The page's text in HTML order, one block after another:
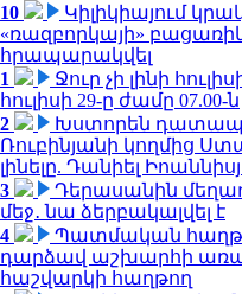
10
Կիլիկիայում
«ռազբորկայի»
հրապարակվել
1
Ջուր չի լինի
հուլիսի 29-ը ժամը 07.00-ն
2
Խստորեն
Ռուբինյանի կողմից
լինելը. Դանիել
3
Դերասանին
մեջ․ նա ձերբակալվել է
4
Պատմական
դարձավ աշխարհի
հաշվարկի հաղթող